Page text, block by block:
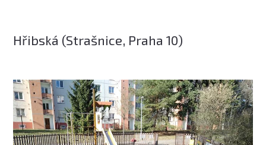
Hřibská (Strašnice, Praha 10)